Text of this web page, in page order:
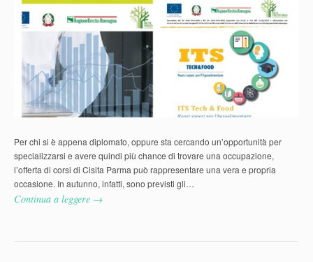
Per chi si è appena diplomato, oppure sta cercando un’opportunità per
specializzarsi e avere quindi più chance di trovare una occupazione,
l’offerta di corsi di Cisita Parma può rappresentare una vera e propria
occasione. In autunno, infatti, sono previsti gli…
Continua a leggere →